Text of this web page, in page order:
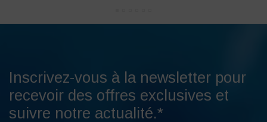
Inscrivez-vous à la newsletter pour
recevoir des offres exclusives et
suivre notre actualité.*